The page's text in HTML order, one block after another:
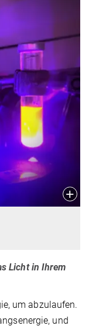
Licht in Ihrem
um abzulaufen.
und